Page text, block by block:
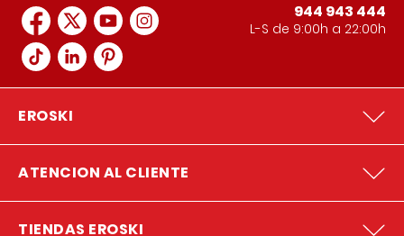
944 943 444
L-S de 9:00h a 22:00h
EROSKI
ATENCION AL CLIENTE
TIENDAS EROSKI